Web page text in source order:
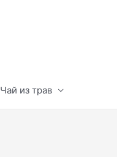
Чай из трав